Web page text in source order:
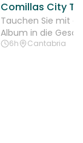
Tauchen Sie mit
Album in die
Nordens ein
6h Cantabria